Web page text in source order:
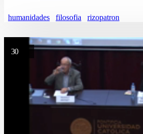
humanidades filosofia rizopatron
30